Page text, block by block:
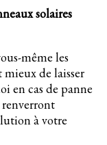
solaires
même les
mieux de laisser
en cas de panne
renverront
à votre